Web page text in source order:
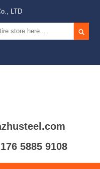
LTD

5885 9108